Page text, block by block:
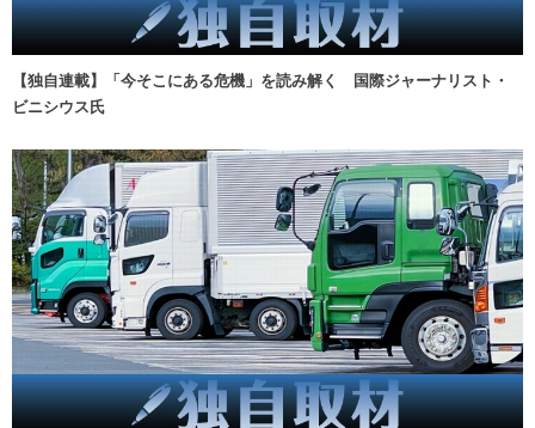
【独自連載】「今そこにある危機」を読み解く 国際ジャーナリスト・
ビニシウス氏